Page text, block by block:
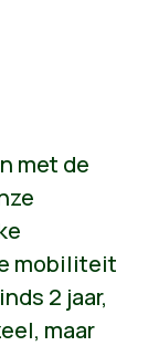
met de
mobiliteit
2 jaar,
maar